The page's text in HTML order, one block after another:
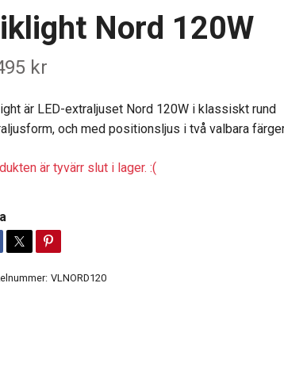
Nord 120W
kr
är LED-extraljuset Nord 120W i klassiskt rund
och med positionsljus i två valbara
är tyvärr slut i lager. :(
VLNORD120